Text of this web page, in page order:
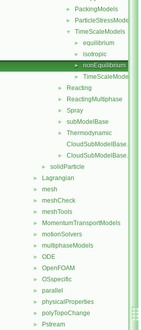
► PackingModels
► ParticleStressModels
▼ TimeScaleModels
► equilibrium
► isotropic
► nonEquilibrium
► TimeScaleModel
► Reacting
► ReactingMultiphase
► Spray
► subModelBase
►
Thermodynamic
CloudSubModelBase.C
► CloudSubModelBase.H
► solidParticle
► Lagrangian
► mesh
► meshCheck
► meshTools
► MomentumTransportModels
► motionSolvers
► multiphaseModels
► ODE
► OpenFOAM
► OSspecific
► parallel
► physicalProperties
► polyTopoChange
► Pstream